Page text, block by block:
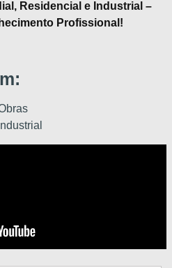
Residencial e Industrial –
Profissional!